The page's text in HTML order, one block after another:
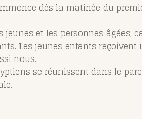
dès la matinée du
et les personnes âgées,
Les jeunes enfants
nous.
se réunissent dans le